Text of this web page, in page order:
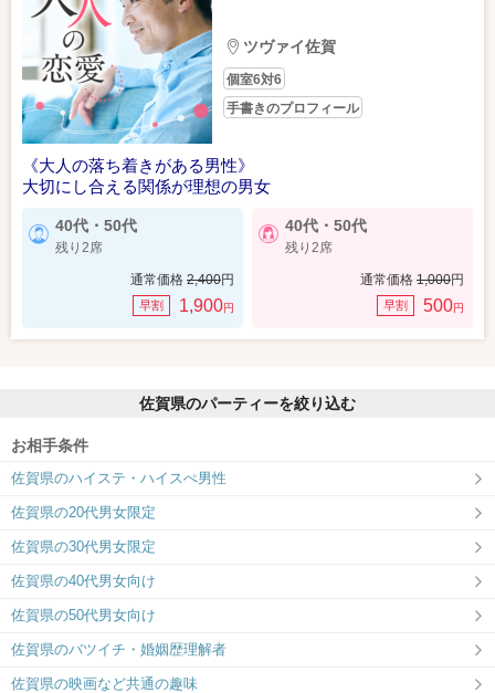
ツヴァイ佐賀
個室6対6
手書きのプロフィール
《大人の落ち着きがある男性》
大切にし合える関係が理想の男女
40代・50代
残り2席
通常価格 2,400円
早割 1,900円
40代・50代
残り2席
通常価格 1,000円
早割 500円
佐賀県のパーティーを絞り込む
お相手条件
佐賀県のハイステ・ハイスぺ男性
佐賀県の20代男女限定
佐賀県の30代男女限定
佐賀県の40代男女向け
佐賀県の50代男女向け
佐賀県のバツイチ・婚姻歴理解者
佐賀県の映画など共通の趣味